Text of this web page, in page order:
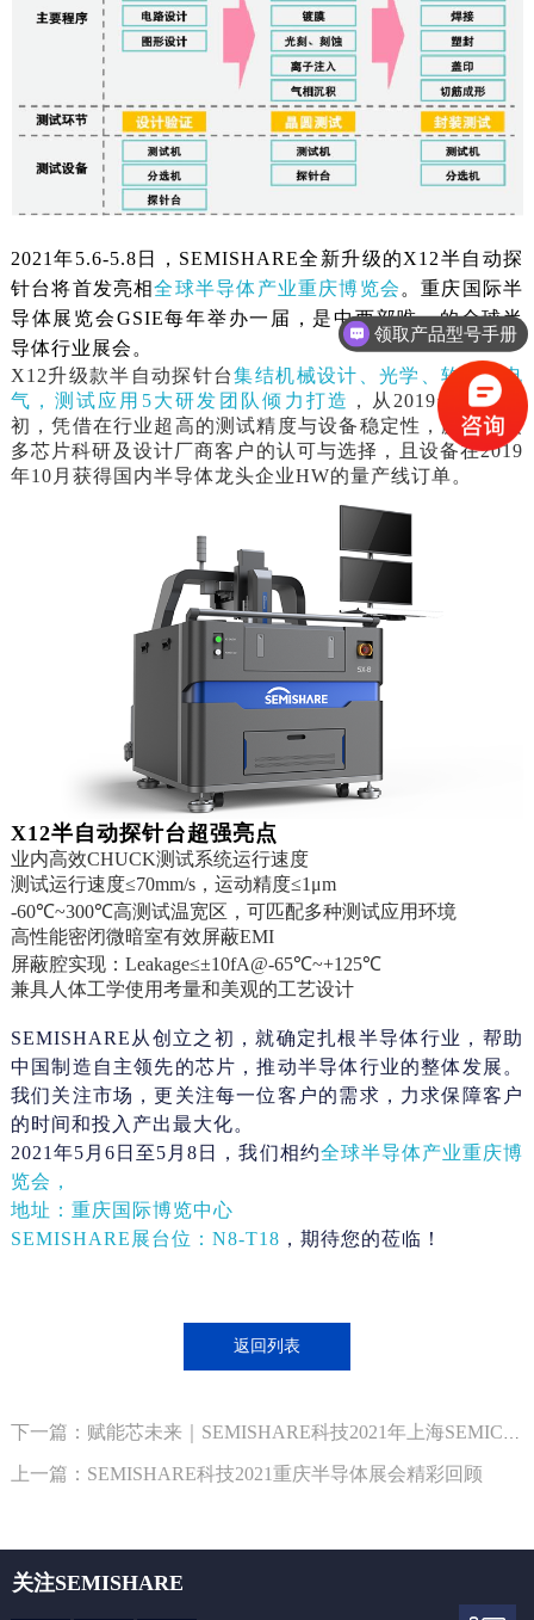
2021年5.6-5.8 日， SEMISHARE全新升级的X12半自动探
针台将首发亮相全球半导体产业重庆博览会 。重庆国际半
导体展览会GSIE每年举办一届，是中西部唯一的全球半
导体行业展会。
X12升级款半自动探针台集结机械设计、光学、软件、电
气，测试应用5大研发团队倾力打造 ，从2019年上市之
初，凭借在行业超高的测试精度与设备稳定性，赢得了众
多芯片科研及设计厂商客户的认可与选择，且设备在2019
年10月获得国内半导体龙头企业HW的量产线订单。
X12半自动探针台超强亮点
业内高效CHUCK测试系统运行速度
测试运行速度≤70mm/s，运动精度≤1μm
-60℃~300℃高测试温宽区，可匹配多种测试应用环境
高性能密闭微暗室有效屏蔽EMI
屏蔽腔实现：Leakage≤±10fA@-65℃~+125℃
兼具人体工学使用考量和美观的工艺设计
SEMISHARE从创立之初，就确定扎根半导体行业，帮助
中国制造自主领先的芯片，推动半导体行业的整体发展。
我们关注市场，更关注每一位客户的需求，力求保障客户
的时间和投入产出最大化。
2021年5月6日至5月8日，我们相约全球半导体产业重庆博
览会，
地址：重庆国际博览中心
SEMISHARE 展台位：N8-T18 ，期待您的莅临！
返回列表
下一篇：赋能芯未来｜SEMISHARE科技2021年上海SEMICON展绽放精彩
上一篇：SEMISHARE科技2021重庆半导体展会精彩回顾
关注SEMISHARE
领取产品型号手册
获取产品报价表